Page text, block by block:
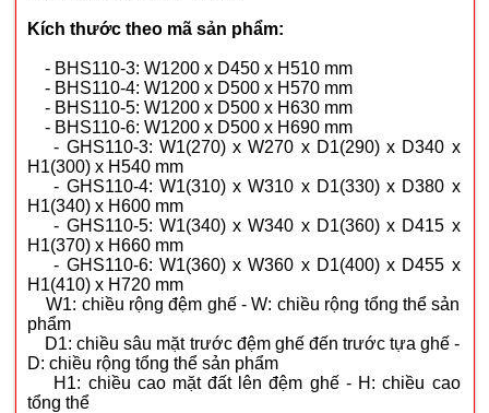
Kích thước theo mã sản phẩm:
- BHS110-3: W1200 x D450 x H510 mm
- BHS110-4: W1200 x D500 x H570 mm
- BHS110-5: W1200 x D500 x H630 mm
- BHS110-6: W1200 x D500 x H690 mm
- GHS110-3: W1(270) x W270 x D1(290) x D340 x
H1(300) x H540 mm
- GHS110-4: W1(310) x W310 x D1(330) x D380 x
H1(340) x H600 mm
- GHS110-5: W1(340) x W340 x D1(360) x D415 x
H1(370) x H660 mm
- GHS110-6: W1(360) x W360 x D1(400) x D455 x
H1(410) x H720 mm
W1: chiều rộng đệm ghế - W: chiều rộng tổng thể sản
phẩm
D1: chiều sâu mặt trước đệm ghế đến trước tựa ghế -
D: chiều rộng tổng thể sản phẩm
H1: chiều cao mặt đất lên đệm ghế - H: chiều cao
tổng thể